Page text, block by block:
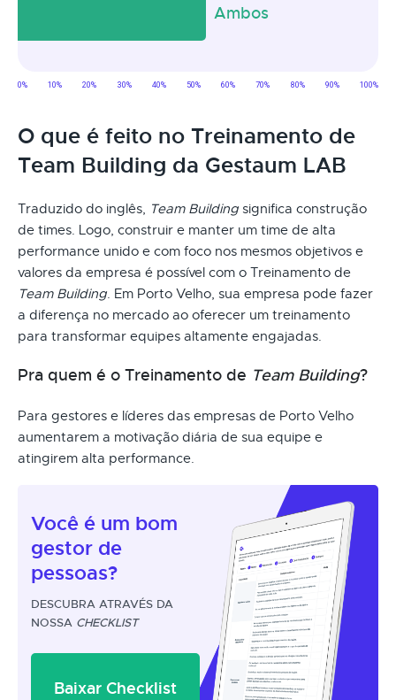
O que é feito no Treinamento de
Team Building da Gestaum LAB
Traduzido do inglês, Team Building significa construção
de times. Logo, construir e manter um time de alta
performance unido e com foco nos mesmos objetivos e
valores da empresa é possível com o Treinamento de
Team Building. Em Porto Velho, sua empresa pode fazer
a diferença no mercado ao oferecer um treinamento
para transformar equipes altamente engajadas.
Pra quem é o Treinamento de Team Building?
Para gestores e líderes das empresas de Porto Velho
aumentarem a motivação diária de sua equipe e
atingirem alta performance.
Você é um bom
gestor de
pessoas?
DESCUBRA ATRAVÉS DA
NOSSA CHECKLIST
Baixar Checklist